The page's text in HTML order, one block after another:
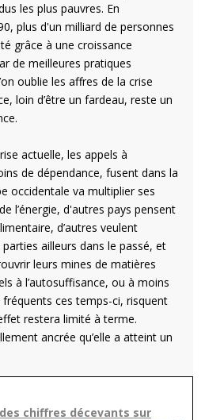
les plus pauvres. En
plus d'un milliard de personnes
grâce à une croissance
de meilleures pratiques
oublie les affres de la crise
loin d’être un fardeau, reste un
actuelle, les appels à
de dépendance, fusent dans la
occidentale va multiplier ses
l’énergie, d'autres pays pensent
d’autres veulent
ailleurs dans le passé, et
leurs mines de matières
à l’autosuffisance, ou à moins
ces temps-ci, risquent
restera limité à terme.
ancrée qu’elle a atteint un
chiffres décevants sur